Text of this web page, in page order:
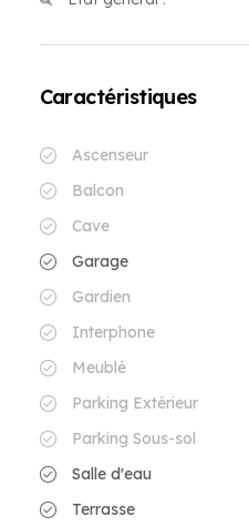
Caractéristiques
Ascenseur
Balcon
Cave
Garage
Gardien
Interphone
Meublé
Parking Extérieur
Parking Sous-sol
Salle d'eau
Terrasse